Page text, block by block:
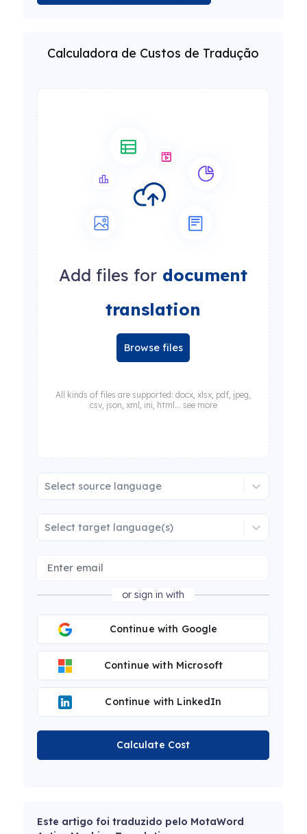
Calculadora de Custos de Tradução
Add files for document
translation
Browse files
All kinds of files are supported: docx, xlsx, pdf, jpeg,
csv, json, xml, ini, html... see more
Select source language
Select target language(s)
or sign in with
Continue with Google
Continue with Microsoft
Continue with LinkedIn
Calculate Cost
Este artigo foi traduzido pelo MotaWord